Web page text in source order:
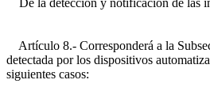
De la detección y notificación de las
Artículo 8.- Corresponderá a la
detectada por los dispositivos
siguientes casos: